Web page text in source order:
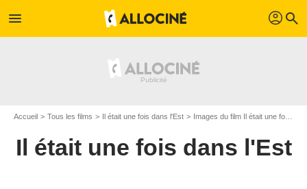
menu profil search
Accueil Tous les films Il était une fois dans l'Est Images du film Il était une fois dans l'Est
Il était une fois dans l'Est